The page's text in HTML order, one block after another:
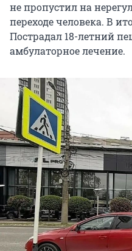
не пропустил на
переходе человека. В
Пострадал 18-летний
амбулаторное лечение.